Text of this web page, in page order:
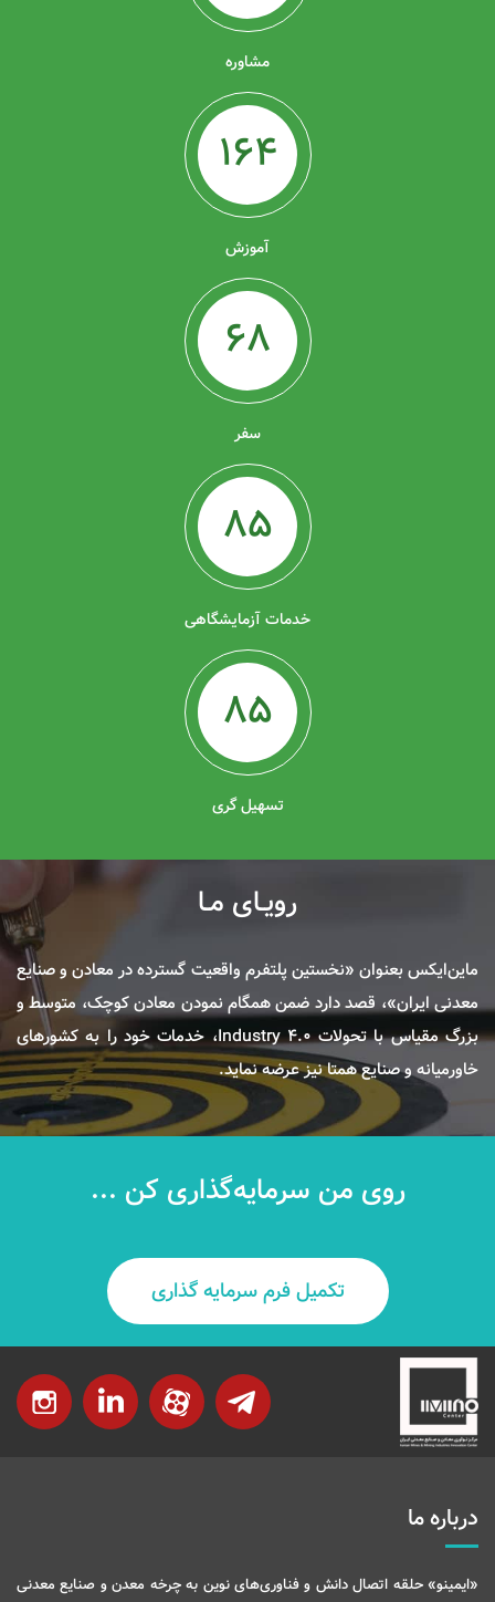
مشاوره
164
آموزش
68
سفر
85
خدمات آزمایشگاهی
85
تسهیل گری
رویـای مـا
ماین‌ایکس بعنوان «نخستین پلتفرم واقعیت گسترده در معادن و صنایع
معدنی ایران»، قصد دارد ضمن همگام نمودن معادن کوچک، متوسط و
بزرگ مقیاس با تحولات Industry 4.0، خدمات خود را به کشورهای
خاورمیانه و صنایع همتا نیز عرضه نماید.
روی من سرمایه‌گذاری کن ...
تکمیل فرم سرمایه گذاری
درباره ما
«ایمینو» حلقه اتصال دانش و فناوری‌های نوین به چرخه معدن و صنایع معدنی